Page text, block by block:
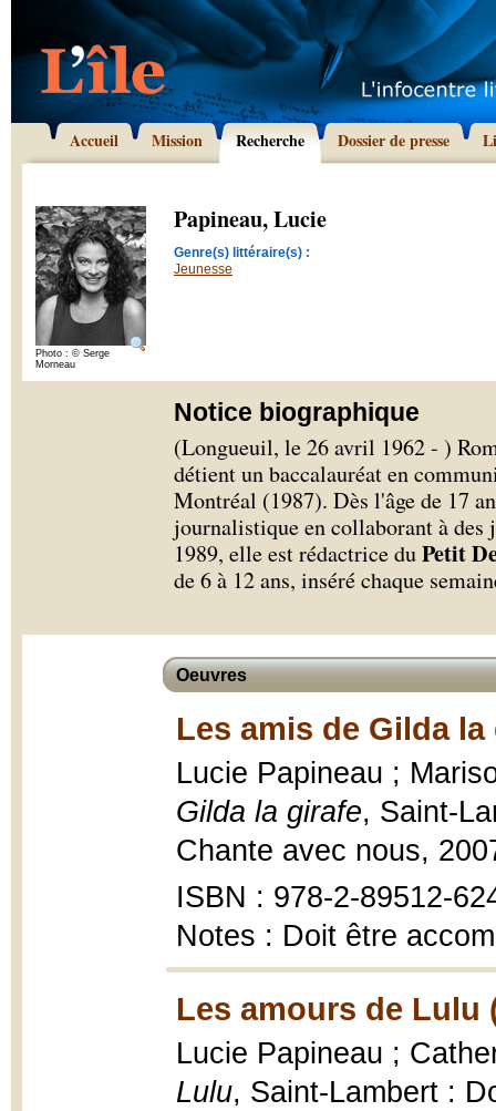
Accueil Mission Recherche Dossier de presse
Photo : © Serge
Morneau
Papineau, Lucie
Genre(s) littéraire(s) :
Jeunesse
Notice biographique
(Longueuil, le 26 avril 1962 - )
détient un baccalauréat en
Montréal (1987). Dès l'âge de 17
journalistique en collaborant à des
1989, elle est rédactrice duPetit
de 6 à 12 ans, inséré chaque
Oeuvres
Les amis de Gilda la
Lucie Papineau ;
Gilda la girafe, Saint-
Chante avec nous,
ISBN : 978-2-89512-
Notes : Doit être
Les amours de Lulu
Lucie Papineau ;
Lulu, Saint-Lambert :